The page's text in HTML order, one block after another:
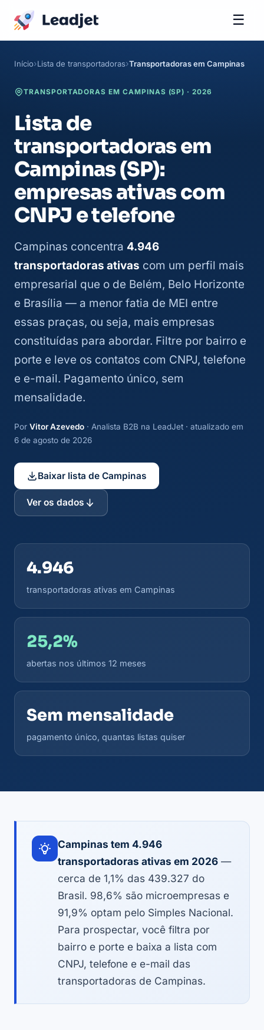
☰
Início Lista de transportadoras Transportadoras em Campinas
TRANSPORTADORAS EM CAMPINAS (SP) · 2026
Lista de
transportadoras em
Campinas (SP):
empresas ativas com
CNPJ e telefone
Campinas concentra 4.946
transportadoras ativas com um perfil mais
empresarial que o de Belém, Belo Horizonte
e Brasília — a menor fatia de MEI entre
essas praças, ou seja, mais empresas
constituídas para abordar. Filtre por bairro e
porte e leve os contatos com CNPJ, telefone
e e-mail. Pagamento único, sem
mensalidade.
Por Vitor Azevedo · Analista B2B na LeadJet · atualizado em
6 de agosto de 2026
Baixar lista de Campinas
Ver os dados
4.946
transportadoras ativas em Campinas
25,2%
abertas nos últimos 12 meses
Sem mensalidade
pagamento único, quantas listas quiser
Campinas tem 4.946
transportadoras ativas em 2026 —
cerca de 1,1% das 439.327 do
Brasil. 98,6% são microempresas e
91,9% optam pelo Simples Nacional.
Para prospectar, você filtra por
bairro e porte e baixa a lista com
CNPJ, telefone e e-mail das
transportadoras de Campinas.